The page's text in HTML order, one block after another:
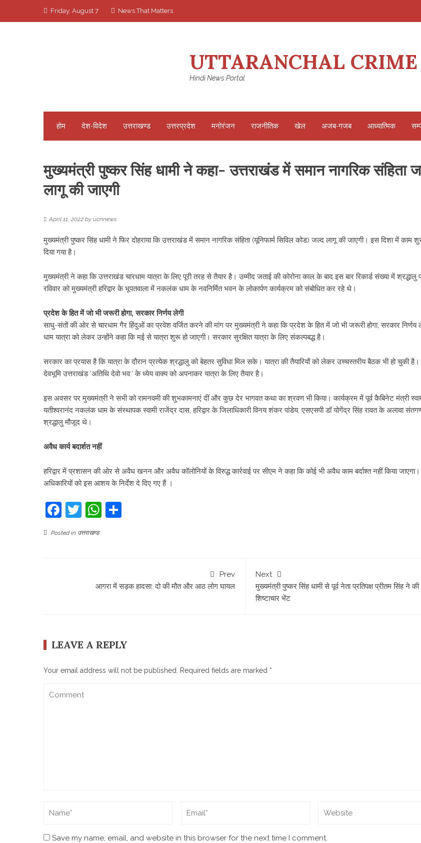
Friday, August 7 News That Matters
UTTARANCHAL
Hindi News Portal
होम देश-विदेश उत्तराखण्ड उत्तरप्रदेश मनोरंजन राजनीतिक खेल अजब-गजब आध्यात्मिक
मुख्यमंत्री पुष्कर सिंह धामी ने कहा- उत्तराखंड में समान नागरिक संहिता
लागू की जाएगी
April 11, 2022 by ucnnews
मुख्यमंत्री पुष्कर सिंह धामी ने फिर दोहराया कि उत्तराखंड में समान नागरिक संहिता (यूनिफार्म सिविल कोड) जल्द लागू की जाएगी। इस दिशा में काम
दिया गया है।
मुख्यमंत्री ने कहा कि उत्तराखंड चारधाम यात्रा के लिए पूरी तरह से तैयार है। उम्मीद जताई की कोरोना काल के बाद इस बार रिकार्ड संख्या में श्रद्धालु
रविवार को मुख्यमंत्री हरिद्वार के भूपतवाला में नकलंक धाम के नवनिर्मित भवन के लोकार्पण कार्यक्रम को संबोधित कर रहे थे।
प्रदेश के हित में जो भी जरूरी होगा, सरकार निर्णय लेगी
साधु-संतों की ओर से चारधाम गैर हिंदुओं का प्रवेश वर्जित करने की मांग पर मुख्यमंत्री ने कहा कि प्रदेश के हित में जो भी जरूरी होगा, सरकार निर्णय
धाम यात्रा को लेकर उन्होंने कहा कि मई से यात्रा शुरू हो जाएगी। सरकार सुरक्षित यात्रा के लिए संकल्पबद्ध है।
सरकार का प्रयास है कि यात्रा के दौरान प्रत्येक श्रद्धालु को बेहतर सुविधा मिल सके। यात्रा की तैयारियों को लेकर उच्चस्तरीय बैठक भी हो चुकी
देवभूमि उत्तराखंड ‘अतिथि देवो भव:’ के ध्येय वाक्य को अपनाकर यात्रा के लिए तैयार है।
इस अवसर पर मुख्यमंत्री ने सभी को रामनवमी की शुभकामनाएं दीं और कुछ देर भागवत कथा का श्रवण भी किया। कार्यक्रम में पूर्व कैबिनेट मंत्री
यतीश्वरानंद नकलंक धाम के संस्थापक स्वामी राजेंद्र दास, हरिद्वार के जिलाधिकारी विनय शंकर पांडेय, एसएसपी डॉ योगेंद्र सिंह रावत के अलावा
श्रद्धालु मौजूद थे।
अवैध कार्य बदार्शत नहीं
हरिद्वार में प्रशासन की ओर से अवैध खनन और अवैध कॉलोनियों के विरुद्ध कार्रवाई पर सीएम ने कहा कि कोई भी अवैध काम बर्दाश्त नहीं किया
अधिकारियों को इस आशय के निर्देश दे दिए गए हैं ।
Facebook
TwitterWhatsApp
Posted in उत्तराखण्ड
Prev
आगरा में सड़क हादसा: दो की मौत और आठ लोग घायल
Next
मुख्यमंत्री पुष्कर सिंह धामी से पूर्व नेता प्रतिपक्ष प्रीतम सिंह ने की
शिष्टाचार भेंट
LEAVE A REPLY
Your email address will not be published. Required fields are marked *
Save my name, email, and website in this browser for the next time I comment.